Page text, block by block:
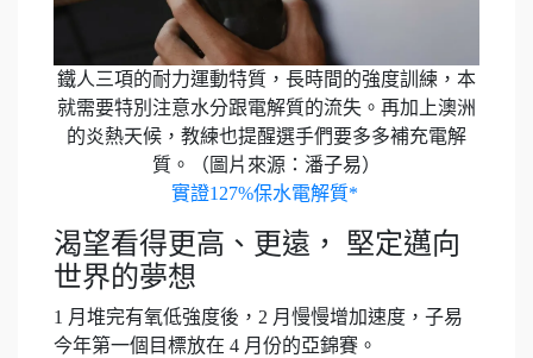
鐵人三項的耐力運動特質，長時間的強度訓練，本
就需要特別注意水分跟電解質的流失。再加上澳洲
的炎熱天候，教練也提醒選手們要多多補充電解
質。（圖片來源：潘子易）
實證127%保水電解質*
渴望看得更高、更遠， 堅定邁向
世界的夢想
1 月堆完有氧低強度後，2 月慢慢增加速度，子易
今年第一個目標放在 4 月份的亞錦賽。